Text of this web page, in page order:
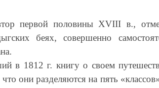
первой половины XVIII в.,
беях, совершенно
в 1812 г. книгу о своем
они разделяются на пять